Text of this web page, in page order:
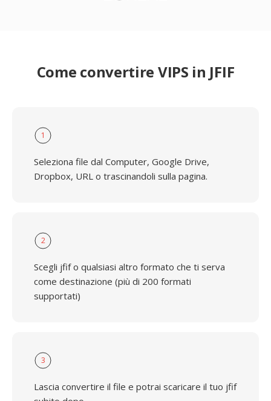
Come convertire VIPS in JFIF
1
Seleziona file dal Computer, Google Drive,
Dropbox, URL o trascinandoli sulla pagina.
2
Scegli jfif o qualsiasi altro formato che ti serva
come destinazione (più di 200 formati
supportati)
3
Lascia convertire il file e potrai scaricare il tuo jfif